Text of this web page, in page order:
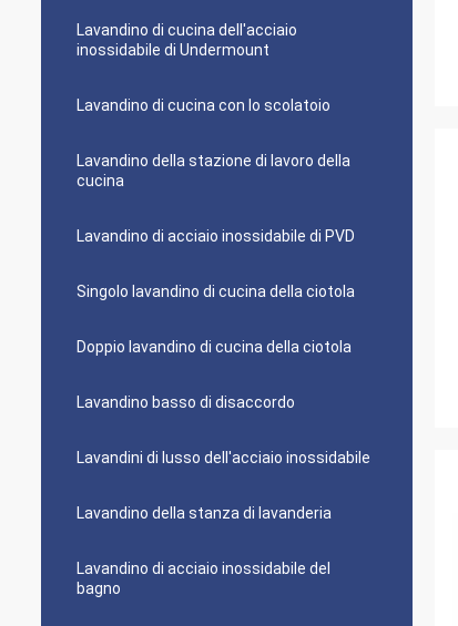
Lavandino di cucina dell'acciaio
inossidabile di Undermount
Lavandino di cucina con lo scolatoio
Lavandino della stazione di lavoro della
cucina
Lavandino di acciaio inossidabile di PVD
Singolo lavandino di cucina della ciotola
Doppio lavandino di cucina della ciotola
Lavandino basso di disaccordo
Lavandini di lusso dell'acciaio inossidabile
Lavandino della stanza di lavanderia
Lavandino di acciaio inossidabile del
bagno